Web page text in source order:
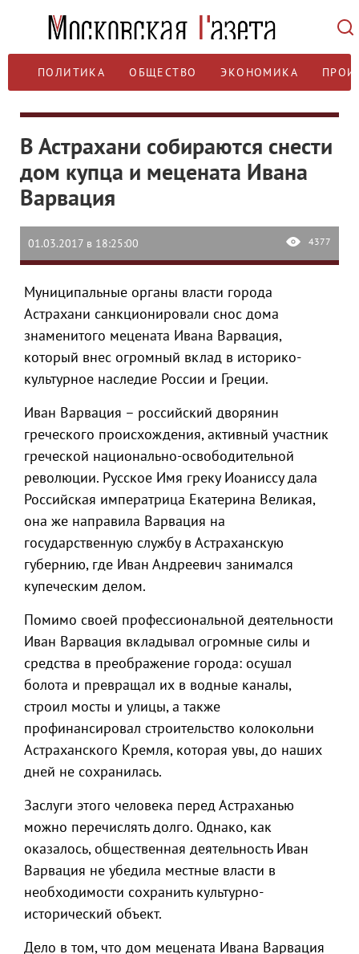
ПОЛИТИКА ОБЩЕСТВО ЭКОНОМИКА
В Астрахани собираются снести
дом купца и мецената Ивана
Варвация
01.03.2017 в 18:25:00 4377
Муниципальные органы власти города
Астрахани санкционировали снос дома
знаменитого мецената Ивана Варвация,
который внес огромный вклад в историко-
культурное наследие России и Греции.
Иван Варвация – российский дворянин
греческого происхождения, активный участник
греческой национально-освободительной
революции. Русское Имя греку Иоаниссу дала
Российская императрица Екатерина Великая,
она же направила Варвация на
государственную службу в Астраханскую
губернию, где Иван Андреевич занимался
купеческим делом.
Помимо своей профессиональной деятельности
Иван Варвация вкладывал огромные силы и
средства в преображение города: осушал
болота и превращал их в водные каналы,
строил мосты и улицы, а также
профинансировал строительство колокольни
Астраханского Кремля, которая увы, до наших
дней не сохранилась.
Заслуги этого человека перед Астраханью
можно перечислять долго. Однако, как
оказалось, общественная деятельность Иван
Варвация не убедила местные власти в
необходимости сохранить культурно-
исторический объект.
Дело в том, что дом мецената Ивана Варвация